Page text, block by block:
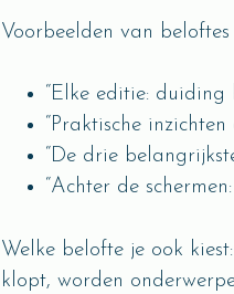
Voorbeelden van
“Elke editie: duiding
“Praktische
“De drie
“Achter de
Welke belofte je ook
klopt, worden